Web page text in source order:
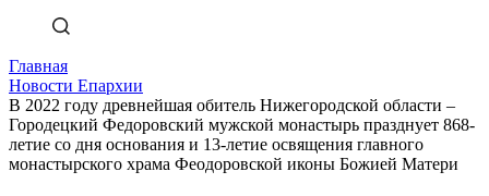
Главная
Новости Епархии
В 2022 году древнейшая обитель Нижегородской области –
Городецкий Федоровский мужской монастырь празднует 868-
летие со дня основания и 13-летие освящения главного
монастырского храма Феодоровской иконы Божией Матери